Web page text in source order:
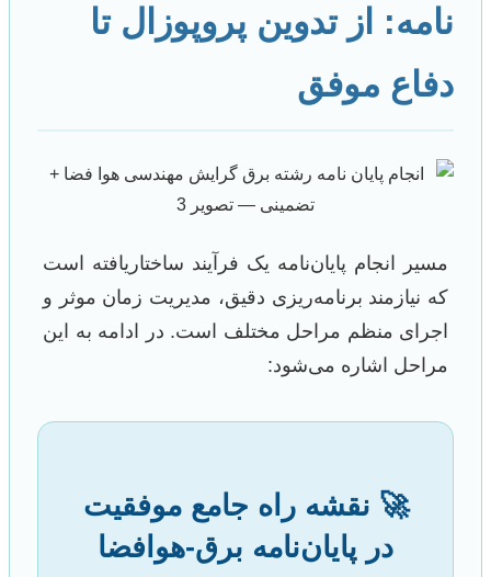
نامه: از تدوین پروپوزال تا
دفاع موفق
مسیر انجام پایان‌نامه یک فرآیند ساختاریافته است
که نیازمند برنامه‌ریزی دقیق، مدیریت زمان موثر و
اجرای منظم مراحل مختلف است. در ادامه به این
مراحل اشاره می‌شود:
🚀 نقشه راه جامع موفقیت
در پایان‌نامه برق-هوافضا